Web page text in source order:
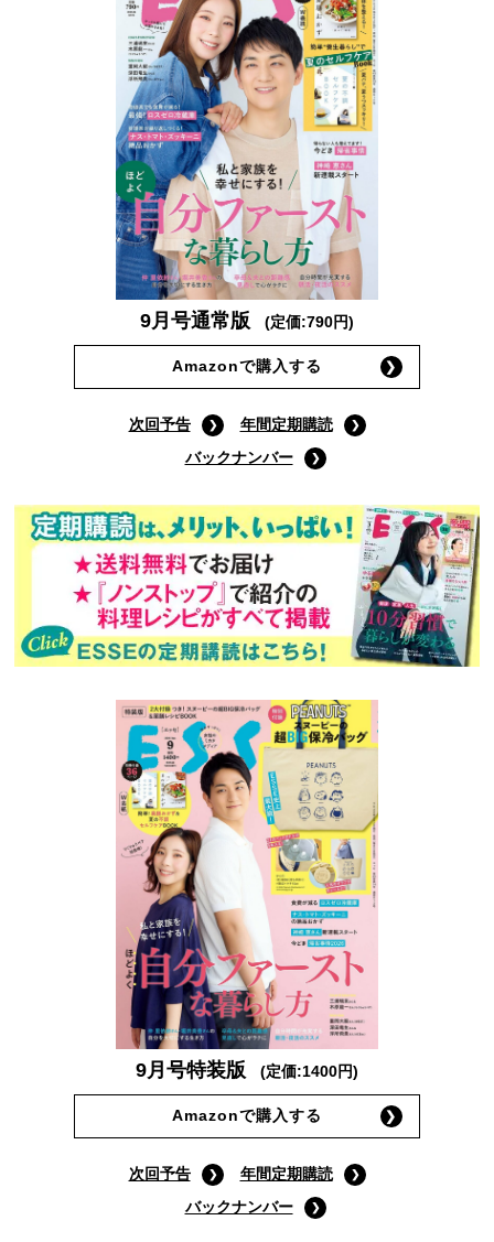
9月号通常版 (定価:790円)
Amazonで購入する
次回予告
年間定期購読
バックナンバー
9月号特装版 (定価:1400円)
Amazonで購入する
次回予告
年間定期購読
バックナンバー